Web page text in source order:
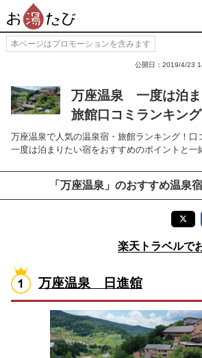
本ページはプロモーションを含みます
公開日：2019/4/23
万座温泉 一度は泊ま
旅館口コミランキング
万座温泉で人気の温泉宿・旅館ランキング！口
一度は泊まりたい宿をおすすめのポイントと一
「万座温泉」のおすすめ温泉
楽天トラベルで
万座温泉 日進舘